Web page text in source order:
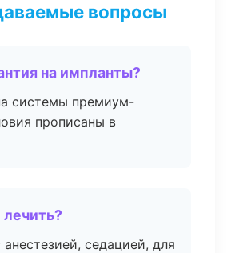
вопросы
на импланты?
системы премиум-
прописаны в
седацией, для